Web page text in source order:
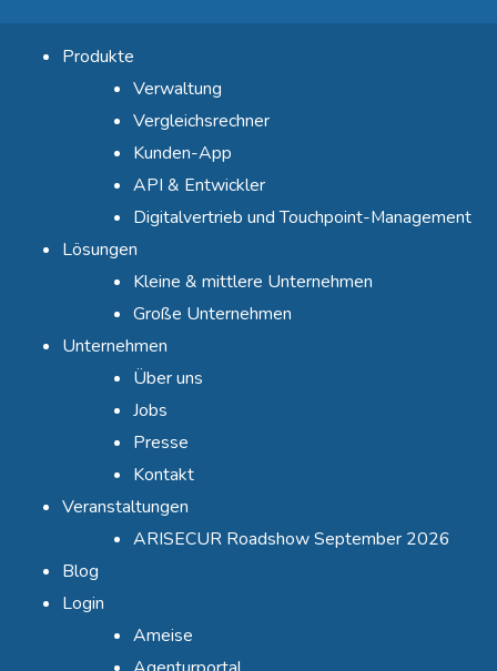
Produkte
Verwaltung
Vergleichsrechner
Kunden-App
API & Entwickler
Digitalvertrieb und Touchpoint-Management
Lösungen
Kleine & mittlere Unternehmen
Große Unternehmen
Unternehmen
Über uns
Jobs
Presse
Kontakt
Veranstaltungen
ARISECUR Roadshow September 2026
Blog
Login
Ameise